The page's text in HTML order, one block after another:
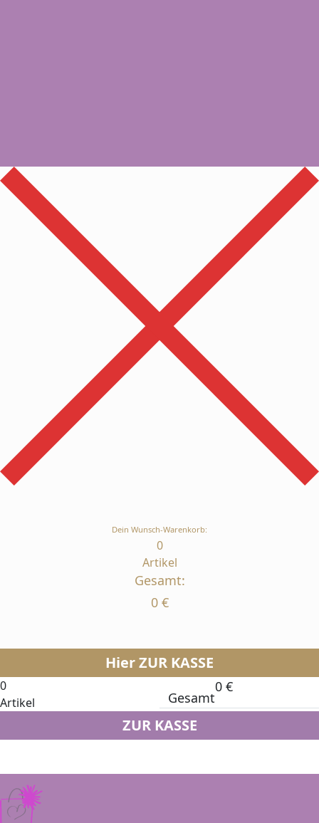
Dein Wunsch-Warenkorb:
0
Artikel
Gesamt:
0 €
Hier ZUR KASSE
0
Artikel
Gesamt
0 €
ZUR KASSE